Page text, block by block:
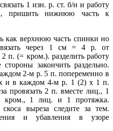
1 изн. р. ст. б/н и работу
пришить нижнюю часть к
как верхнюю часть спинки но
через 1 см = 4 р. от
п. (= кром.). разделить работу
закончить раздельно.
2-м р. 5 п. попеременно в
и в каждом 4-м р. 1 (2) х 1 п.
провязать 2 п. вместе лиц., 1
кром., 1 лиц. и 1 протяжка.
выреза следите за тем.
и убавления в узоре